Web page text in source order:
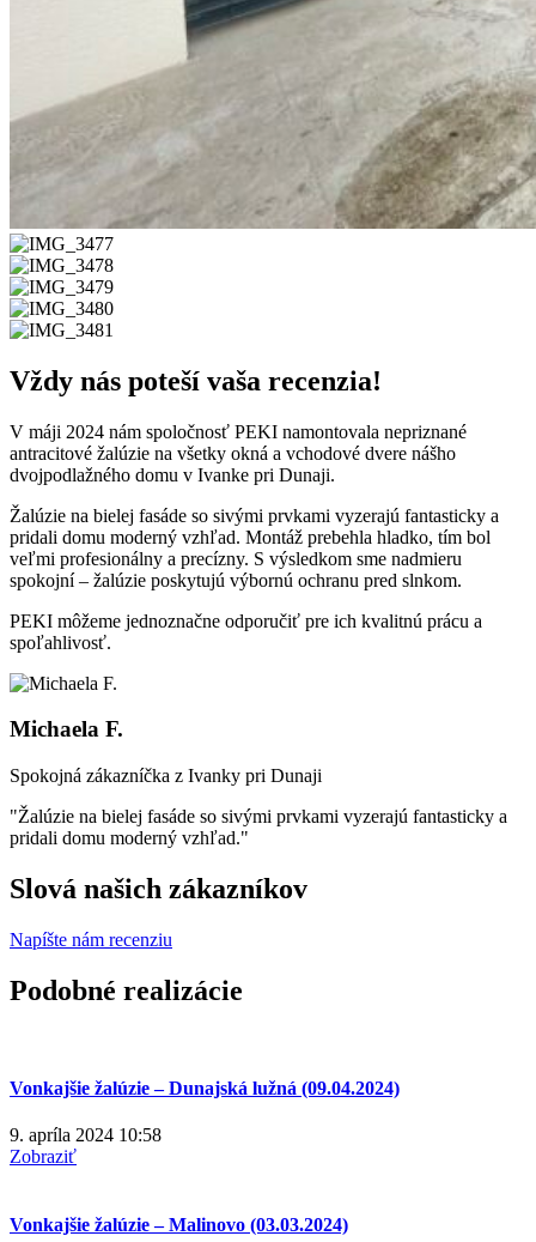
Vždy nás poteší vaša recenzia!
V máji 2024 nám spoločnosť PEKI namontovala nepriznané
antracitové žalúzie na všetky okná a vchodové dvere nášho
dvojpodlažného domu v Ivanke pri Dunaji.
Žalúzie na bielej fasáde so sivými prvkami vyzerajú fantasticky a
pridali domu moderný vzhľad. Montáž prebehla hladko, tím bol
veľmi profesionálny a precízny. S výsledkom sme nadmieru
spokojní – žalúzie poskytujú výbornú ochranu pred slnkom.
PEKI môžeme jednoznačne odporučiť pre ich kvalitnú prácu a
spoľahlivosť.
Michaela F.
Spokojná zákazníčka z Ivanky pri Dunaji
"Žalúzie na bielej fasáde so sivými prvkami vyzerajú fantasticky a
pridali domu moderný vzhľad."
Slová našich zákazníkov
Napíšte nám recenziu
Podobné realizácie
Vonkajšie žalúzie – Dunajská lužná (09.04.2024)
9. apríla 2024 10:58
Zobraziť
Vonkajšie žalúzie – Malinovo (03.03.2024)